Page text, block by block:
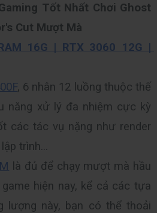
Tốt Nhất Chơi Ghost
Cut Mượt Mà
16G | RTX 3060 12G |
, 6 nhân 12 luồng thuộc thế
năng xử lý đa nhiệm cực kỳ
các tác vụ nặng như render
trình...
là đủ để chạy mượt mà hầu
hiện nay, kể cả các tựa
lượng này, bạn có thể thoải